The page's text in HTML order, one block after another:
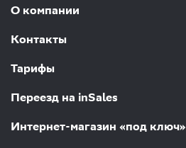
О компании
Контакты
Тарифы
Переезд на inSales
Интернет-магазин «под ключ»